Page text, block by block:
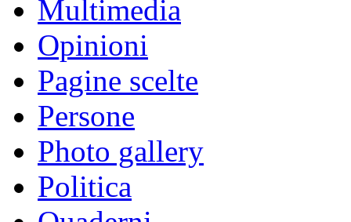
Multimedia
Opinioni
Pagine scelte
Persone
Photo gallery
Politica